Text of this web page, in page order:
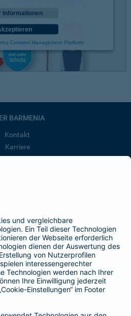
Informationen
Consent Management Platform
BARMENIA
Kontakt
Karriere
der BarmeniaGothaer
SEITEN